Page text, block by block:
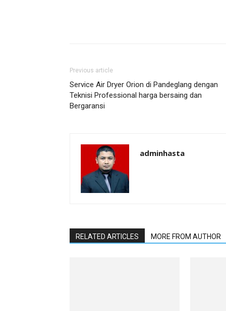
Previous article
Service Air Dryer Orion di Pandeglang dengan
Teknisi Professional harga bersaing dan
Bergaransi
adminhasta
RELATED ARTICLES MORE FROM AUTHOR